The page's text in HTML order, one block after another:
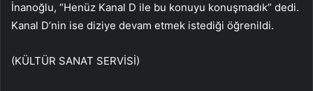
İnanoğlu, “Henüz Kanal D ile bu konuyu konuşmadık” dedi.
Kanal D’nin ise diziye devam etmek istediği öğrenildi.
(KÜLTÜR SANAT SERVİSİ)